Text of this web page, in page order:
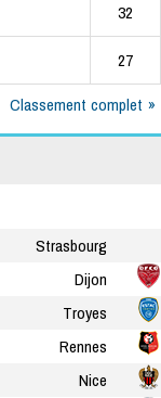
32
27
Classement complet
Strasbourg
Dijon
Troyes
Rennes
Nice